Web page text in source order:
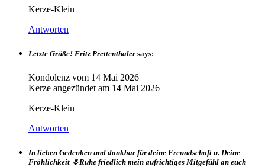
Kerze-Klein
Antworten
Letzte Grüße! Fritz Prettenthaler says:
Kondolenz vom 14 Mai 2026
Kerze angezündet am 14 Mai 2026
Kerze-Klein
Antworten
In lieben Gedenken und dankbar für deine Freundschaft u. Deine
Fröhlichkeit 🌷Ruhe friedlich mein aufrichtiges Mitgefühl an euch